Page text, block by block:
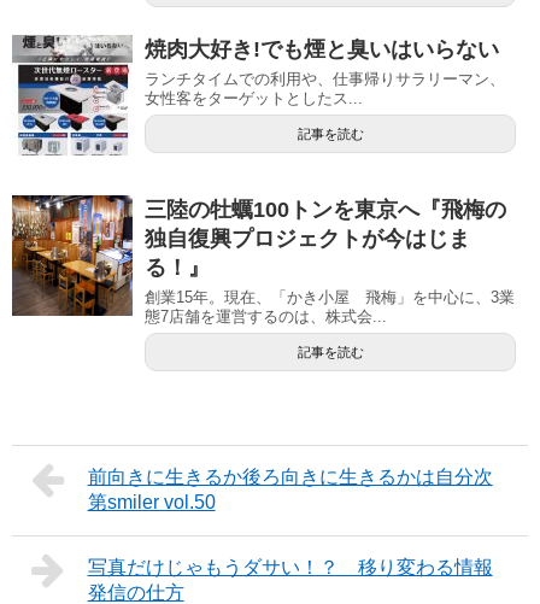
焼肉大好き!でも煙と臭いはいらない
ランチタイムでの利用や、仕事帰りサラリーマン、
女性客をターゲットとしたス...
記事を読む
三陸の牡蠣100トンを東京へ『飛梅の
独自復興プロジェクトが今はじま
る！』
創業15年。現在、「かき小屋 飛梅」を中心に、3業
態7店舗を運営するのは、株式会...
記事を読む
前向きに生きるか後ろ向きに生きるかは自分次
第smiler vol.50
写真だけじゃもうダサい！？ 移り変わる情報
発信の仕方